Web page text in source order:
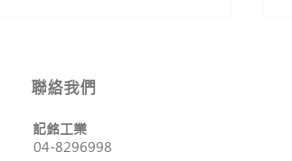
聯絡我們
記銘工業
04-8296998